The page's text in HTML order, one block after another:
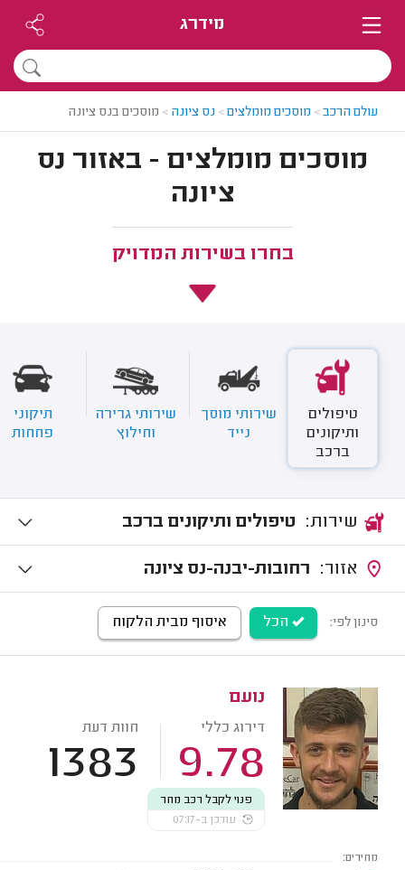
מידרג
עולם הרכב> מוסכים מומלצים> נס ציונה > מוסכים בנס ציונה
מוסכים מומלצים - באזור נס
ציונה
בחרו בשירות המדויק
טיפולים
ותיקונים
ברכב
שירותי מוסך
נייד
שירותי גרירה
וחילוץ
תיקוני
פחחות
טיפולים ותיקונים ברכב
רחובות-יבנה-נס ציונה
סינון לפי: הכל איסוף מבית הלקוח
נועם
דירוג כללי
9.78
חוות דעת
1383
פנוי לקבל רכב מחר
עודכן ב-07:17
מחירים: